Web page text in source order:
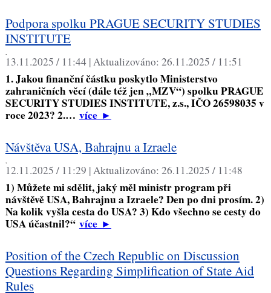
Podpora spolku PRAGUE SECURITY STUDIES
INSTITUTE
13.11.2025 / 11:44 | Aktualizováno: 26.11.2025 / 11:51
1. Jakou finanční částku poskytlo Ministerstvo
zahraničních věcí (dále též jen „MZV“) spolku PRAGUE
SECURITY STUDIES INSTITUTE, z.s., IČO 26598035 v
roce 2023? 2.… více►
Návštěva USA, Bahrajnu a Izraele
12.11.2025 / 11:29 | Aktualizováno: 26.11.2025 / 11:48
1) Můžete mi sdělit, jaký měl ministr program při
návštěvě USA, Bahrajnu a Izraele? Den po dni prosím. 2)
Na kolik vyšla cesta do USA? 3) Kdo všechno se cesty do
USA účastnil?“ více►
Position of the Czech Republic on Discussion
Questions Regarding Simplification of State Aid
Rules